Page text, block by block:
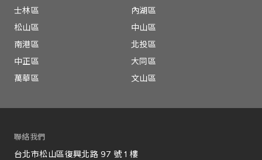
士林區
內湖區
松山區
中山區
南港區
北投區
中正區
大同區
萬華區
文山區
聯絡我們
台北市松山區復興北路 97 號 1 樓